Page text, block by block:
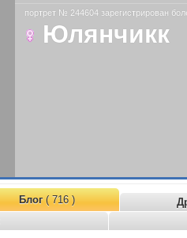
портрет № 244604 зарегистрирован
Юлянчикк
Блог( 716 )